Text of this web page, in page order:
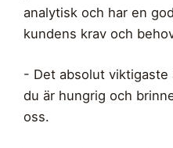
analytisk och har en
kundens krav och
- Det absolut
du är hungrig och
oss.